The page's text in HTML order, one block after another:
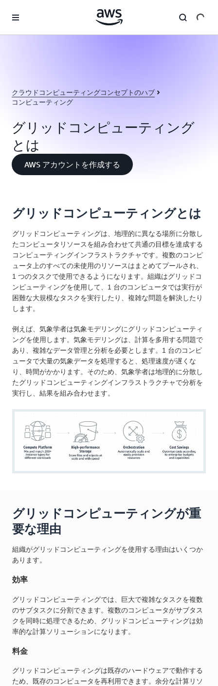
クラウドコンピューティングコンセプトのハブ
コンピューティング
グリッドコンピューティング
とは
AWS アカウントを作成する
グリッドコンピューティングとは
グリッドコンピューティングは、地理的に異なる場所に分散し
たコンピュータリソースを組み合わせて共通の目標を達成する
コンピューティングインフラストラクチャです。複数のコンピ
ュータ上のすべての未使用のリソースはまとめてプールされ、
1 つのタスクで使用できるようになります。組織はグリッドコ
ンピューティングを使用して、1 台のコンピュータでは実行が
困難な大規模なタスクを実行したり、複雑な問題を解決したり
します。
例えば、気象学者は気象モデリングにグリッドコンピューティ
ングを使用します。気象モデリングは、計算を多用する問題で
あり、複雑なデータ管理と分析を必要とします。1 台のコンピ
ュータで大量の気象データを処理すると、処理速度が遅くな
り、時間がかかります。そのため、気象学者は地理的に分散し
たグリッドコンピューティングインフラストラクチャで分析を
実行し、結果を組み合わせます。
グリッドコンピューティングが重
要な理由
組織がグリッドコンピューティングを使用する理由はいくつか
あります。
効率
グリッドコンピューティングでは、巨大で複雑なタスクを複数
のサブタスクに分割できます。複数のコンピュータがサブタス
クを同時に処理できるため、グリッドコンピューティングは効
率的な計算ソリューションになります。
料金
グリッドコンピューティングは既存のハードウェアで動作する
ため、既存のコンピュータを再利用できます。余分な計算リソ